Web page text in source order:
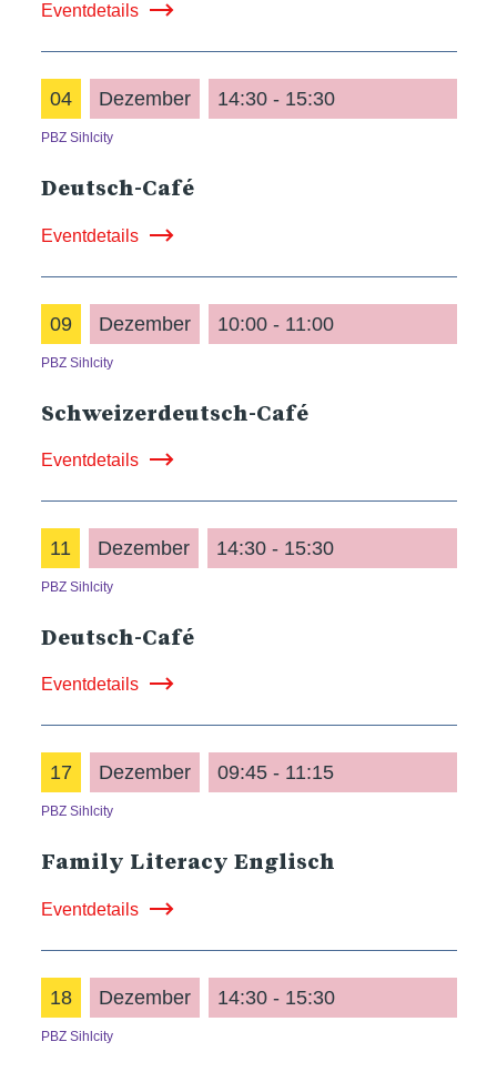
Eventdetails
04 Dezember 14:30 - 15:30
PBZ Sihlcity
Deutsch-Café
Eventdetails
09 Dezember 10:00 - 11:00
PBZ Sihlcity
Schweizerdeutsch-Café
Eventdetails
11 Dezember 14:30 - 15:30
PBZ Sihlcity
Deutsch-Café
Eventdetails
17 Dezember 09:45 - 11:15
PBZ Sihlcity
Family Literacy Englisch
Eventdetails
18 Dezember 14:30 - 15:30
PBZ Sihlcity